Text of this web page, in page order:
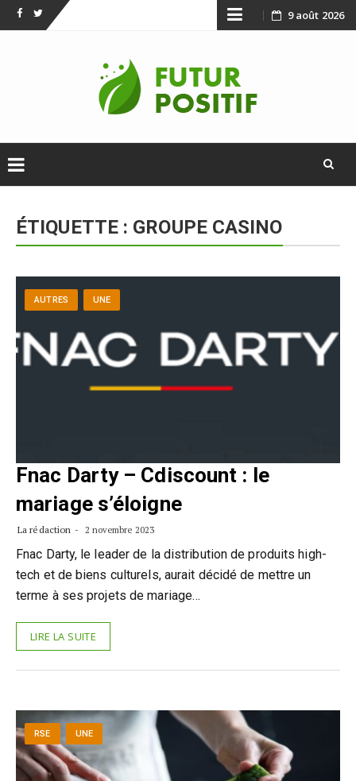
FacebookTwitter Skip
content
9 août 2026
contentÉTIQUETTE : GROUPE CASINO
AUTRES UNE
Fnac Darty – Cdiscount : le
mariage s’éloigne
La rédaction 2 novembre 2023
Fnac Darty, le leader de la distribution de produits high-
tech et de biens culturels, aurait décidé de mettre un
terme à ses projets de mariage…
LIRE LA SUITE
RSE UNE